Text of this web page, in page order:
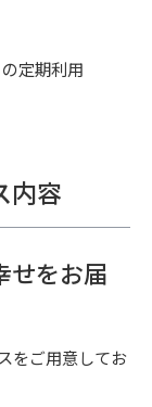
定期利用
内容
せをお届
をご用意してお